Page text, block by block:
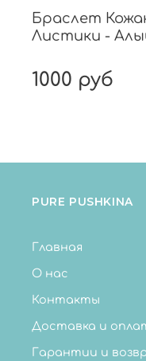
Браслет
Листики -
1000 руб
PURE PUSHKINA
Главная
О нас
Контакты
Доставка и
Гарантии и